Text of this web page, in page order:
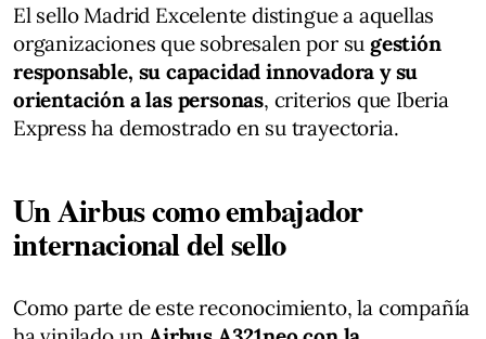
El sello Madrid Excelente distingue a aquellas
organizaciones que sobresalen por su gestión
responsable, su capacidad innovadora y su
orientación a las personas, criterios que Iberia
Express ha demostrado en su trayectoria.
Un Airbus como embajador
internacional del sello
Como parte de este reconocimiento, la compañía